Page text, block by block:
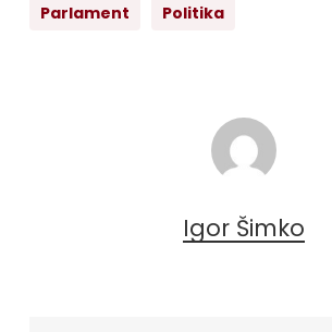
Parlament Politika
Igor Šimko